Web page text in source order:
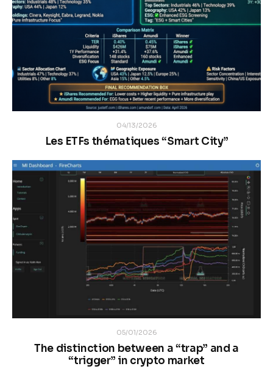
04/13/2026
Les ETFs thématiques “Smart City”
05/01/2026
The distinction between a “trap” and a
“trigger” in crypto market